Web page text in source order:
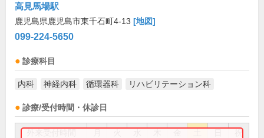
高見馬場駅
鹿児島県鹿児島市東千石町4-13 [地図]
099-224-5650
診療科目
内科 神経内科 循環器科 リハビリテーション科
診療/受付時間・休診日
祝